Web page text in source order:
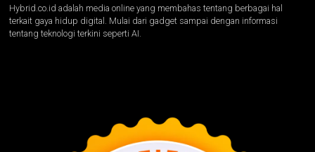
Hybrid.co.id adalah media online yang membahas tentang berbagai hal
terkait gaya hidup digital. Mulai dari gadget sampai dengan informasi
tentang teknologi terkini seperti AI.